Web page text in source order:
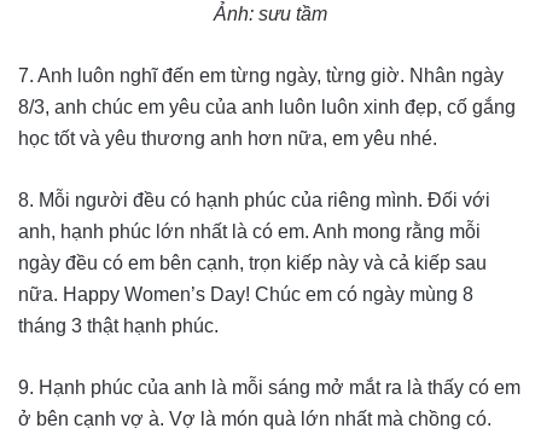
Ảnh: sưu tầm
7. Anh luôn nghĩ đến em từng ngày, từng giờ. Nhân ngày
8/3, anh chúc em yêu của anh luôn luôn xinh đẹp, cố gắng
học tốt và yêu thương anh hơn nữa, em yêu nhé.
8. Mỗi người đều có hạnh phúc của riêng mình. Đối với
anh, hạnh phúc lớn nhất là có em. Anh mong rằng mỗi
ngày đều có em bên cạnh, trọn kiếp này và cả kiếp sau
nữa. Happy Women’s Day! Chúc em có ngày mùng 8
tháng 3 thật hạnh phúc.
9. Hạnh phúc của anh là mỗi sáng mở mắt ra là thấy có em
ở bên cạnh vợ à. Vợ là món quà lớn nhất mà chồng có.